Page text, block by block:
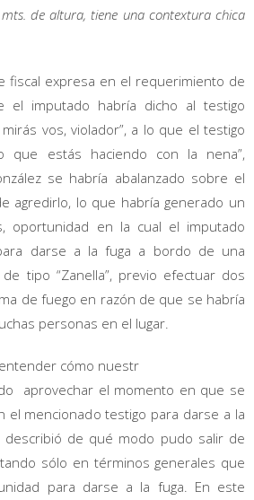
de altura, tiene una contextura chica
fiscal expresa en el requerimiento de
el imputado habría dicho al testigo
vos, violador”, a lo que el testigo
que estás haciendo con la nena”,
se habría abalanzado sobre el
agredirlo, lo que habría generado un
oportunidad en la cual el imputado
darse a la fuga a bordo de una
tipo “Zanella”, previo efectuar dos
de fuego en razón de que se habría
personas en el lugar.
cómo nuestr
aprovechar el momento en que se
el mencionado testigo para darse a la
de qué modo pudo salir de
sólo en términos generales que
para darse a la fuga. En este